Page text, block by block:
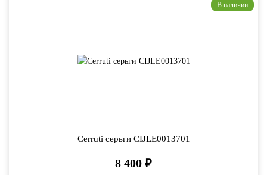
В наличии
Cerruti серьги CIJLE0013701
8 400 ₽